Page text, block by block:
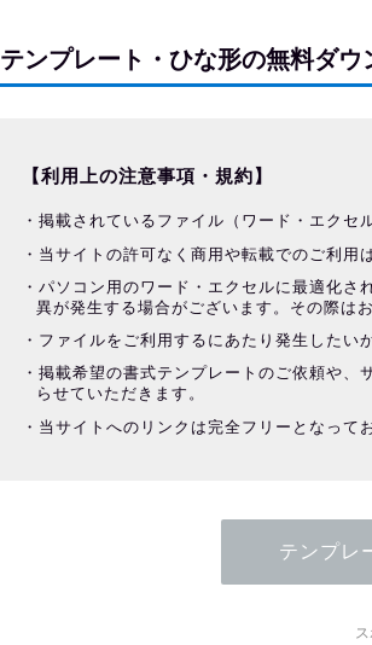
テンプレート・ひな形の無料ダウ
【利用上の注意事項・規約】
掲載されているファイル（ワード・エクセ
当サイトの許可なく商用や転載でのご利用
パソコン用のワード・エクセルに最適化さ
異が発生する場合がございます。その際は
ファイルをご利用するにあたり発生したい
掲載希望の書式テンプレートのご依頼や、
らせていただきます。
当サイトへのリンクは完全フリーとなって
テンプレ